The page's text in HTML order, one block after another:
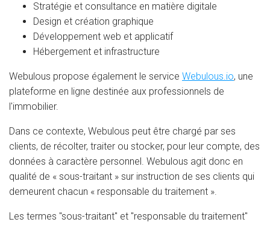
Stratégie et consultance en matière digitale
Design et création graphique
Développement web et applicatif
Hébergement et infrastructure
Webulous propose également le service Webulous.io, une
plateforme en ligne destinée aux professionnels de
l'immobilier.
Dans ce contexte, Webulous peut être chargé par ses
clients, de récolter, traiter ou stocker, pour leur compte, des
données à caractère personnel. Webulous agit donc en
qualité de « sous-traitant » sur instruction de ses clients qui
demeurent chacun « responsable du traitement ».
Les termes "sous-traitant" et "responsable du traitement"